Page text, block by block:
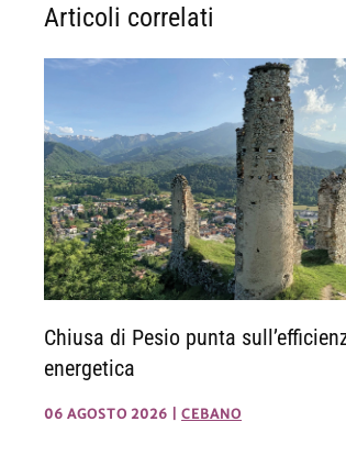
Articoli correlati
Chiusa di Pesio punta
energetica
06 AGOSTO 2026 CEBANO